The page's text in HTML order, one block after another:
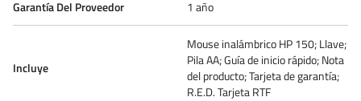
Garantía Del Proveedor 1 año
Incluye
Mouse inalámbrico HP 150; Llave;
Pila AA; Guía de inicio rápido; Nota
del producto; Tarjeta de garantía;
R.E.D. Tarjeta RTF